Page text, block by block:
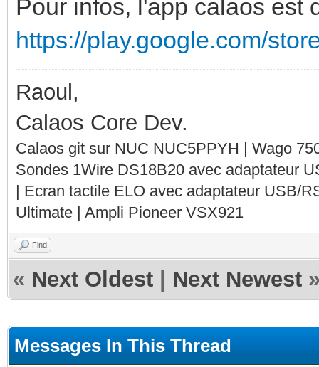
Pour infos, l'app calaos est
https://play.google.com/
Raoul,
Calaos Core Dev.
Calaos git sur NUC NUC5PPYH | Wago
Sondes 1Wire DS18B20 avec adaptateur
| Ecran tactile ELO avec adaptateur USB/
Ultimate | Ampli Pioneer VSX921
Find
« Next Oldest Next Newest
Messages In This Thread